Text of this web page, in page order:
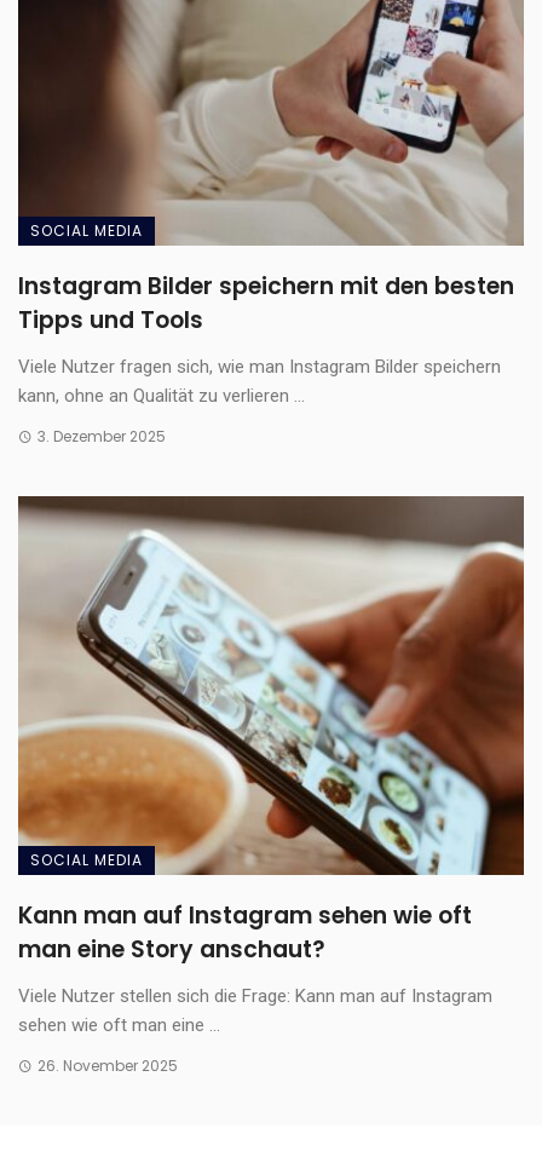
SOCIAL MEDIA
Instagram Bilder speichern mit den besten
Tipps und Tools
Viele Nutzer fragen sich, wie man Instagram Bilder speichern
kann, ohne an Qualität zu verlieren ...
3. Dezember 2025
SOCIAL MEDIA
Kann man auf Instagram sehen wie oft
man eine Story anschaut?
Viele Nutzer stellen sich die Frage: Kann man auf Instagram
sehen wie oft man eine ...
26. November 2025